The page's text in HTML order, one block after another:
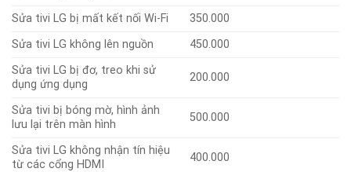
Sửa tivi LG bị mất kết nối Wi-Fi
350.000
Sửa tivi LG không lên nguồn
450.000
Sửa tivi LG bị đơ, treo khi sử
dụng ứng dụng
200.000
Sửa tivi bị bóng mờ, hình ảnh
lưu lại trên màn hình
500.000
Sửa tivi LG không nhận tín hiệu
từ các cổng HDMI
400.000